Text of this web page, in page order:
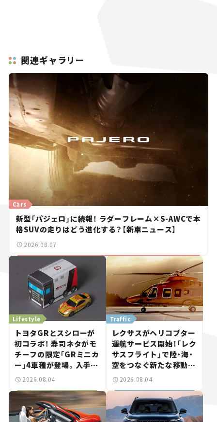
関連ギャラリー
Cars
新型「パジェロ」に続報！ ラダーフレーム×S-AWCで本
格SUVの走りはどう進化する？【新車ニュース】
2026.08.07
Lifestyle
トヨタGRとスシローが
初コラボ！ 寿司ネタがモ
チーフの限定「GRミニカ
ー」4車種が登場。入手方
法は？【クルマとホビー】
2026.08.04
Traffic
レクサスがヘリコプター
運航サービス開始！「レク
サスフライト」で陸・海・
空をつなぐ新たな移動体
験とは
2026.08.04